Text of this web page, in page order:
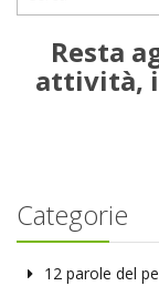
Resta
attività,
Categorie
12 parole del